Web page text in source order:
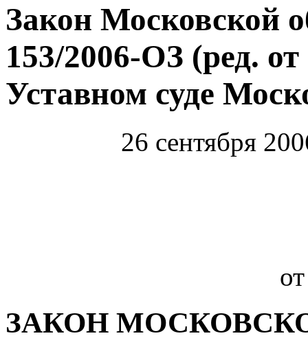
Закон Московской
153/2006-ОЗ (ред.
Уставном суде
26 сентября
ЗАКОН